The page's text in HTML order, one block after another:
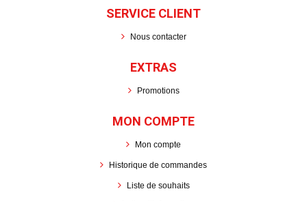
SERVICE CLIENT
Nous contacter
EXTRAS
Promotions
MON COMPTE
Mon compte
Historique de commandes
Liste de souhaits